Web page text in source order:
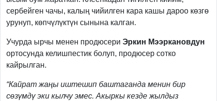
сербейген чачы, калың чийилген кара кашы дароо көзгө
урунуп, көпчүлүктүн сынына калган.
Учурда ырчы менен продюсери Эркин Мээркановдун
ортосунда келишпестик болуп, продюсер сотко
кайрылган.
“Кайрат жаңы иштешип баштаганда менин бир
сөзүмдү эки кылчу эмес. Акыркы кезде жылдыз